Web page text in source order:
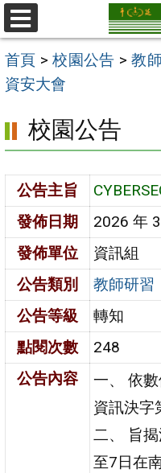
跳
至
主
要
區
選
單
首頁 >校園公告 >教
資安大會
校園公告
公告主旨
發佈日期
2026 年
發佈單位
資訊組
公告類別
教師研習
公告等級
轉知
點閱次數
248
公告內容
一、 依
資訊決字
二、 旨
至7日在